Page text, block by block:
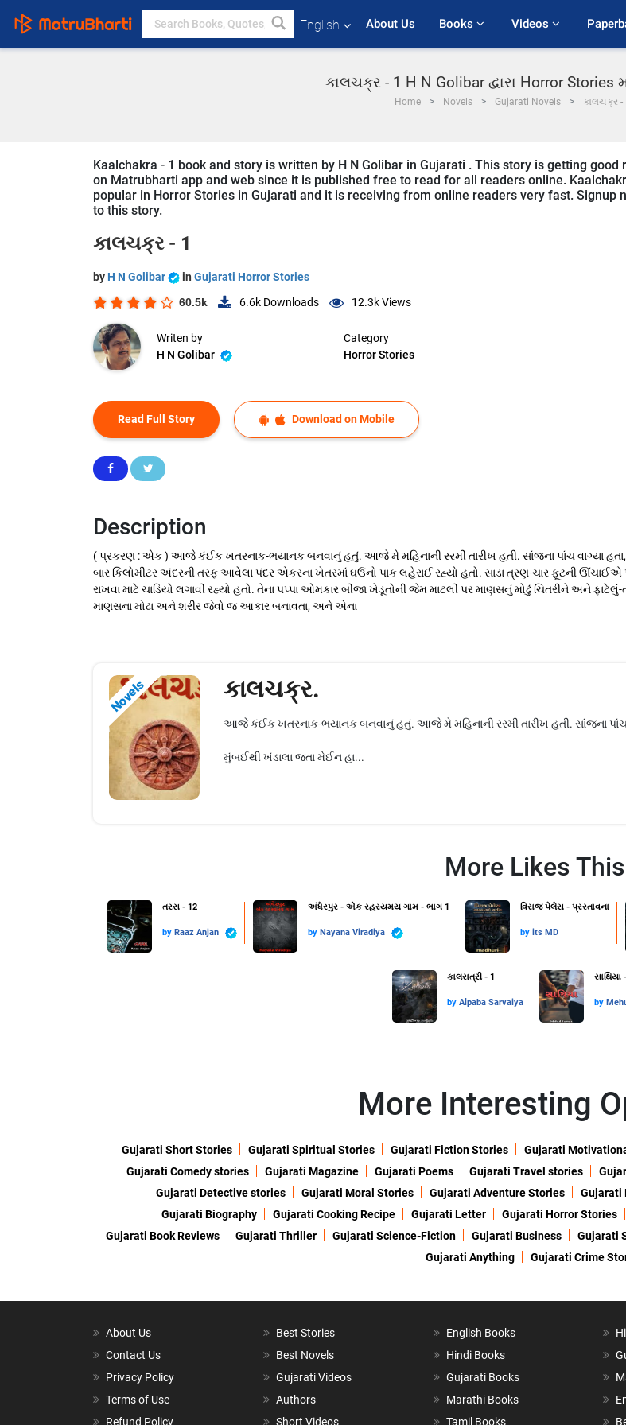
English About Us Books Videos
કાલચક્ર - 1 H N Golibar દ્વારા Horror Stories
Home Novels Gujarati Novels કાલચક્ર -
Kaalchakra - 1 book and story is written by H N Golibar in Gujarati . This story is getting good
on Matrubharti app and web since it is published free to read for all readers online.
popular in Horror Stories in Gujarati and it is receiving from online readers very fast. Signup
to this story.
કાલચક્ર - 1
by H N Golibar in Gujarati Horror Stories
60.5k 6.6k Downloads 12.3kViews
Writen by
H N Golibar
Category
Horror Stories
Read Full Story Download on Mobile
Description
( પ્રકરણ : એક ) આજે કંઈક ખતરનાક-ભયાનક બનવાનું હતું. આજે મે મહિનાની રરમી તારીખ હતી. સાંજના પાંચ વાગ્યા
બાર કિલોમીટર અંદરની તરફ આવેલા પંદર એકરના ખેતરમાં ઘઉંનો પાક લહેરાઈ રહ્યો હતો. સાડા ત્રણ-ચાર ફૂટની
રાખવા માટે ચાડિયો લગાવી રહ્યો હતો. તેના પપ્પા ઓમકાર બીજા ખેડૂતોની જેમ માટલી પર માણસનું મોઢું ચિતરીને અને
માણસના મોઢા અને શરીર જેવો જ આકાર બનાવતા, અને એના
Novels કાલચક્ર.
આજે કંઈક ખતરનાક-ભયાનક બનવાનું હતું. આજે મે મહિનાની રરમી તારીખ હતી. સાંજના પાંચ
મુંબઈથી ખંડાલા જતા મેઈન હા...
More Likes This
તરસ - 12
by Raaz Anjan
અંધેરપુર - એક રહસ્યમય ગામ - ભાગ 1
by Nayana Viradiya
વિરાજ પેલેસ - પ્રસ્તાવના
by its MD
કાલરાત્રી - 1
by Alpaba Sarvaiya
સાથિયા
by
More Interesting
Gujarati Short Stories Gujarati Spiritual Stories Gujarati Fiction Stories Gujarati
Gujarati Comedy stories
Gujarati Magazine Gujarati Poems Gujarati Travel stories
Gujarati Detective stories
Gujarati Moral Stories Gujarati Adventure Stories Gujarati
Gujarati Biography
Gujarati Cooking Recipe Gujarati Letter Gujarati Horror Stories
Gujarati Book Reviews
Gujarati Thriller Gujarati Science-Fiction Gujarati Business Gujarati
Gujarati Anything
Gujarati Crime
About Us
Contact Us
Privacy Policy
Terms of Use
Refund Policy
Best Stories
Best Novels
Gujarati Videos
Authors
Short Videos
English Books
Hindi Books
Gujarati Books
Marathi Books
Tamil Books